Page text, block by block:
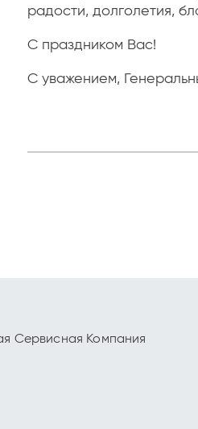
радости, долголетия,
С праздником Вас!
С уважением,
Сервисная Компания